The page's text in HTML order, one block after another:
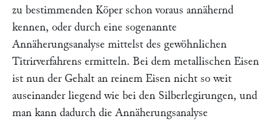
zu bestimmenden Köper schon voraus annähernd
kennen, oder durch eine sogenannte
Annäherungsanalyse mittelst des gewöhnlichen
Titrirverfahrens ermitteln. Bei dem metallischen Eisen
ist nun der Gehalt an reinem Eisen nicht so weit
auseinander liegend wie bei den Silberlegirungen, und
man kann dadurch die Annäherungsanalyse